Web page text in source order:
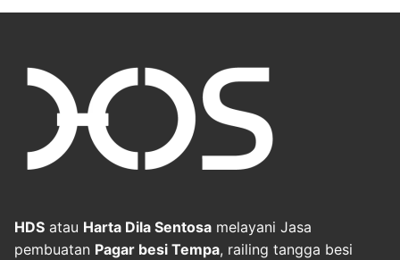
HDS atau Harta Dila Sentosa melayani Jasa
pembuatan Pagar besi Tempa, railing tangga besi